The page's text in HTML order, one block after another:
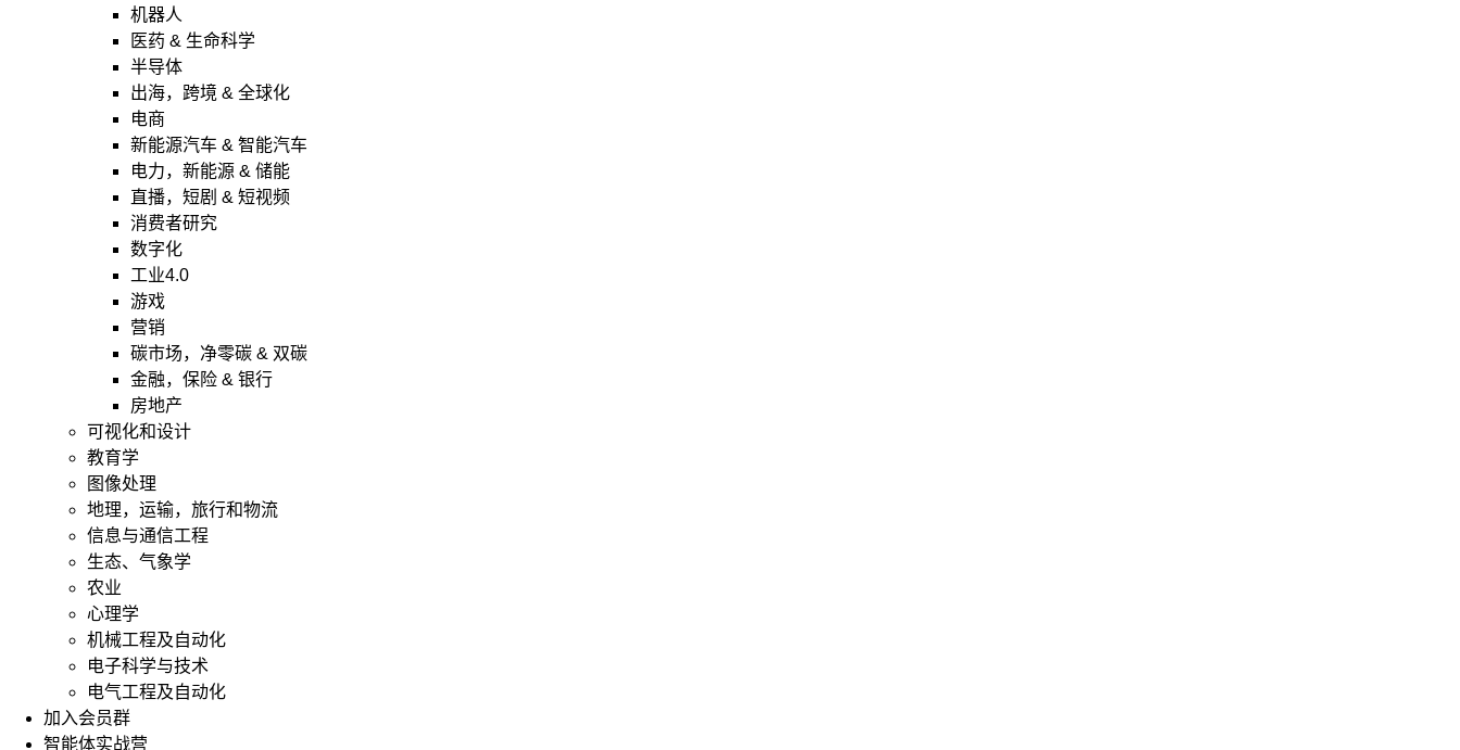
机器人
医药 & 生命科学
半导体
出海，跨境 & 全球化
电商
新能源汽车 & 智能汽车
电力，新能源 & 储能
直播，短剧 & 短视频
消费者研究
数字化
工业4.0
游戏
营销
碳市场，净零碳 & 双碳
金融，保险 & 银行
房地产
可视化和设计
教育学
图像处理
地理，运输，旅行和物流
信息与通信工程
生态、气象学
农业
心理学
机械工程及自动化
电子科学与技术
电气工程及自动化
加入会员群
智能体实战营